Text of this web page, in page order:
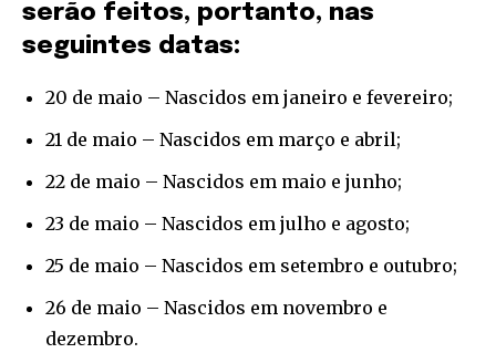
I've read and accept thePrivacy Policy.
[td_block_social_counter style=”style7 td-social-boxed”
manual_count_twitch=”11243″ tiktok=”#”
manual_count_tiktok=”32214″ f_network_font_family=”tt-
font_global”
serão feitos, portanto, nas
seguintes datas:
20 de maio – Nascidos em janeiro e fevereiro;
21 de maio – Nascidos em março e abril;
22 de maio – Nascidos em maio e junho;
23 de maio – Nascidos em julho e agosto;
25 de maio – Nascidos em setembro e outubro;
26 de maio – Nascidos em novembro e
dezembro.